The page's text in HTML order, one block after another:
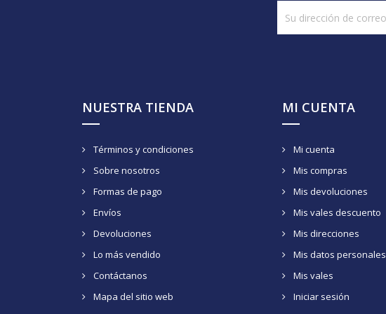
NUESTRA TIENDA
Términos y condiciones
Sobre nosotros
Formas de pago
Envíos
Devoluciones
Lo más vendido
Contáctanos
Mapa del sitio web
MI CUENTA
Mi cuenta
Mis compras
Mis devoluciones
Mis vales descuento
Mis direcciones
Mis datos personales
Mis vales
Iniciar sesión